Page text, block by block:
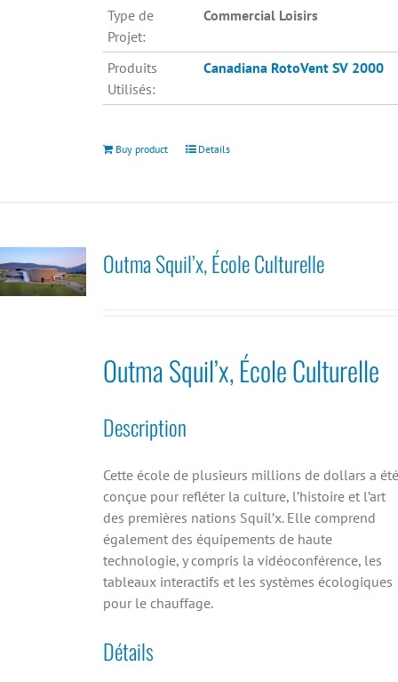
Type de
Projet:
Commercial Loisirs
Produits
Utilisés:
Canadiana RotoVent SV 2000
Buy product Details
Outma Squil’x, École Culturelle
Outma Squil’x, École Culturelle
Description
Cette école de plusieurs millions de dollars a été
conçue pour refléter la culture, l’histoire et l’art
des premières nations Squil’x. Elle comprend
également des équipements de haute
technologie, y compris la vidéoconférence, les
tableaux interactifs et les systèmes écologiques
pour le chauffage.
Détails